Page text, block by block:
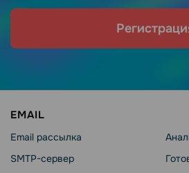
EMAIL
Email рассылка
SMTP-сервер